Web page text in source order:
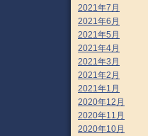
2021年7月
2021年6月
2021年5月
2021年4月
2021年3月
2021年2月
2021年1月
2020年12月
2020年11月
2020年10月